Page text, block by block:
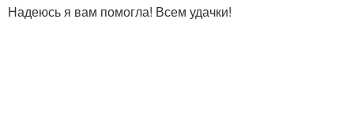
Надеюсь я вам помогла! Всем удачки!